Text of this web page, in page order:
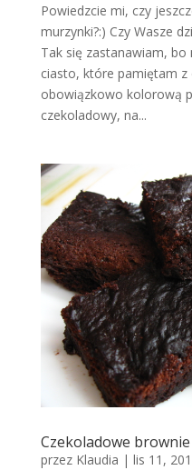
Powiedzcie mi, czy
murzynki?:) Czy Wasze
Tak się zastanawiam,
ciasto, które pamiętam
obowiązkowo kolorową
czekoladowy, na...
Czekoladowe brownie
przez Klaudia | lis 11,